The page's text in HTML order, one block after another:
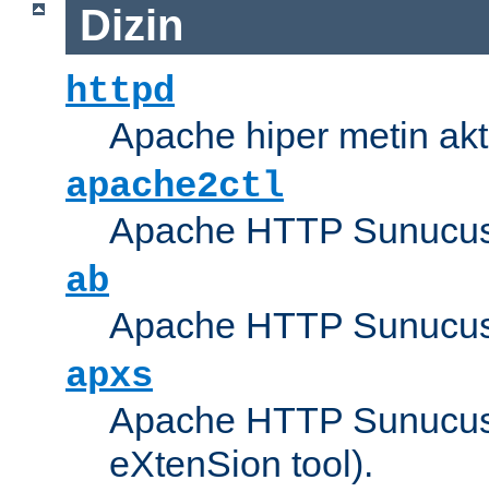
Dizin
httpd
Apache hiper metin
apache2ctl
Apache HTTP
ab
Apache HTTP
apxs
Apache HTTP
eXtenSion tool).